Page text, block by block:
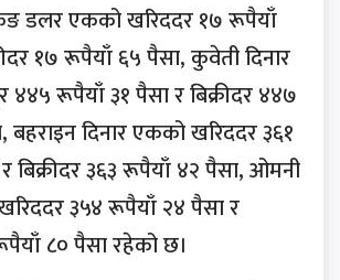
डलर एकको खरिददर १७ रूपैयाँ
१७ रूपैयाँ ६५ पैसा, कुवेती दिनार
रूपैयाँ ३१ पैसा र बिक्रीदर ४४७
दिनार एकको खरिददर ३६१
बिक्रीदर ३६३ रूपैयाँ ४२ पैसा, ओमनी
३५४ रूपैयाँ २४ पैसा र
८० पैसा रहेको छ।